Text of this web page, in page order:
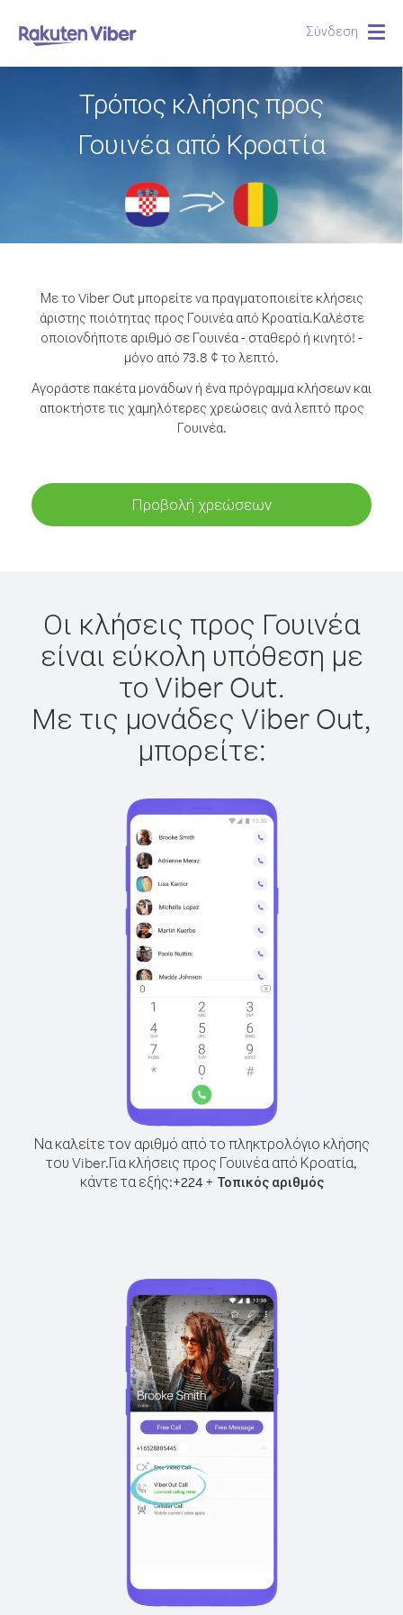
Σύνδεση
Τρόπος κλήσης προς
Γουινέα από Κροατία
Με το Viber Out μπορείτε να πραγματοποιείτε κλήσεις
άριστης ποιότητας προς Γουινέα από Κροατία.Καλέστε
οποιονδήποτε αριθμό σε Γουινέα - σταθερό ή κινητό! -
μόνο από 73.8 ¢ το λεπτό.
Αγοράστε πακέτα μονάδων ή ένα πρόγραμμα κλήσεων και
αποκτήστε τις χαμηλότερες χρεώσεις ανά λεπτό προς
Γουινέα.
Προβολή χρεώσεων
Οι κλήσεις προς Γουινέα
είναι εύκολη υπόθεση με
το Viber Out.
Με τις μονάδες Viber Out,
μπορείτε:
Να καλείτε τον αριθμό από το πληκτρολόγιο κλήσης
του Viber.Για κλήσεις προς Γουινέα από Κροατία,
κάντε τα εξής:+224+ Τοπικός αριθμός